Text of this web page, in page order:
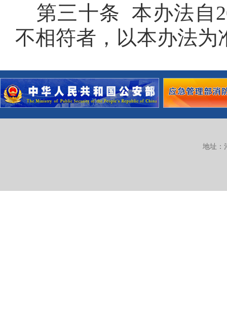
第三十条 本办法自
不相符者，以本办法为
地址：